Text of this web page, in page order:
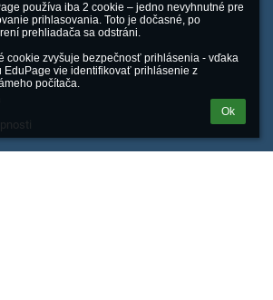
používa iba 2 cookie – jedno nevyhnutné pre
prihlasovania. Toto je dočasné, po
prehliadača sa odstráni.
cookie zvyšuje bezpečnosť prihlásenia - vďaka
EduPage vie identifikovať prihlásenie z
počítača.
Ok